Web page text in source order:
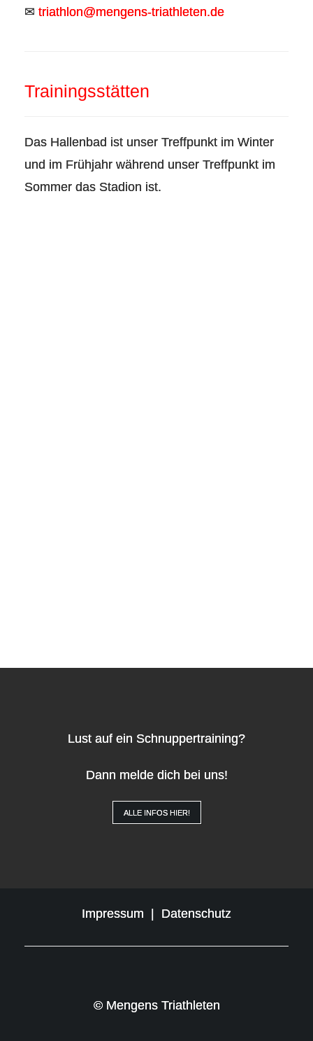
✉ triathlon@mengens-triathleten.de
Trainingsstätten
Das Hallenbad ist unser Treffpunkt im Winter
und im Frühjahr während unser Treffpunkt im
Sommer das Stadion ist.
Lust auf ein Schnuppertraining?
Dann melde dich bei uns!
ALLE INFOS HIER!
Impressum | Datenschutz
© Mengens Triathleten